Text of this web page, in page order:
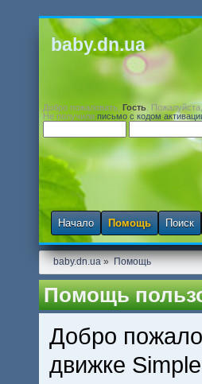
baby.dn.ua
Добро пожаловать, Гость .
Не получили письмо с кодом
Начало Помощь Поиск
baby.dn.ua» Помощь
Помощь
Добро
движке